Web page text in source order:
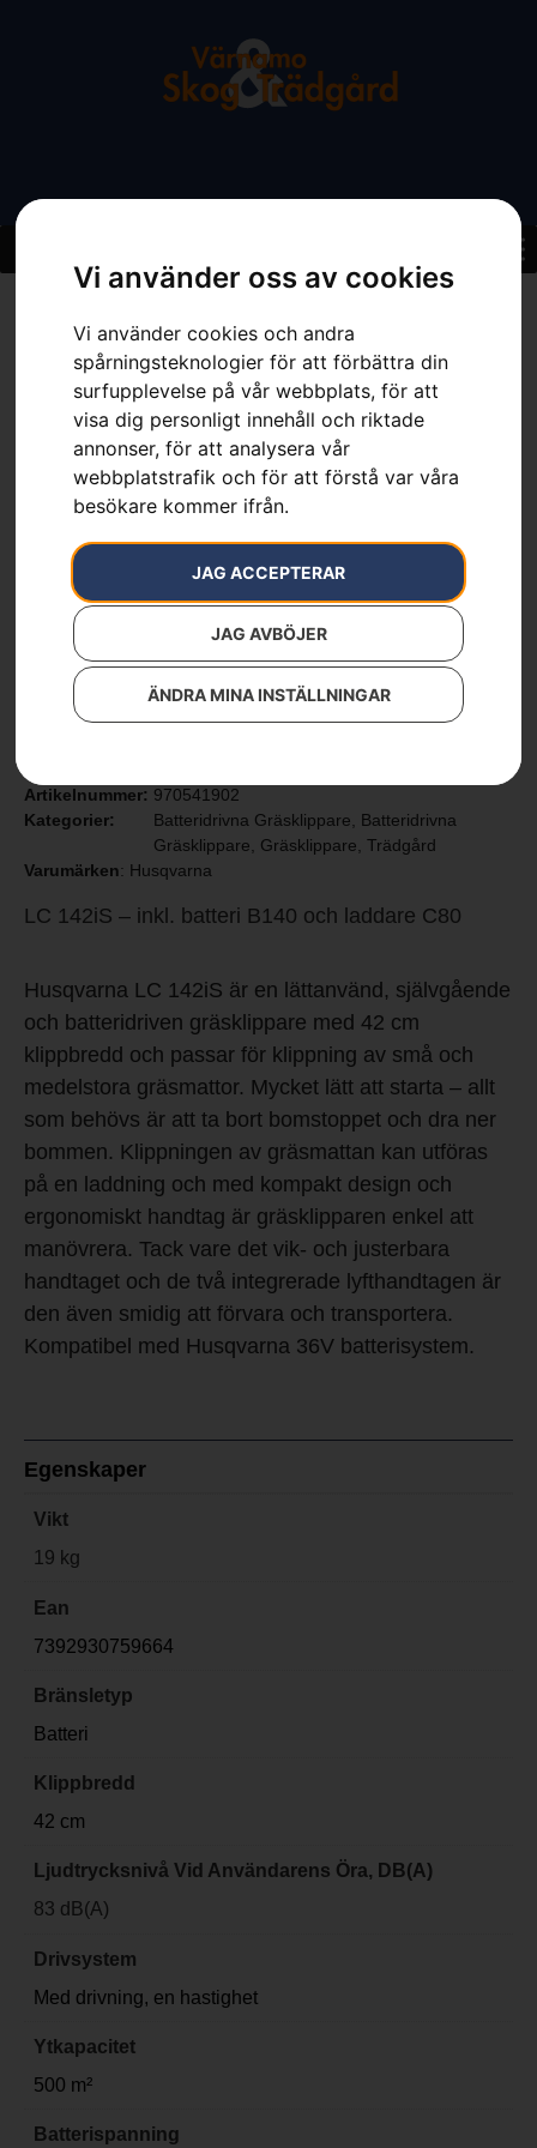
Vi använder oss av cookies
Vi använder cookies och andra
spårningsteknologier för att förbättra din
surfupplevelse på vår webbplats, för att
visa dig personligt innehåll och riktade
annonser, för att analysera vår
webbplatstrafik och för att förstå var våra
besökare kommer ifrån.
JAG ACCEPTERAR
JAG AVBÖJER
ÄNDRA MINA INSTÄLLNINGAR
HUSQVARNA LC 142iS
Artikelnummer: 970541902
Kategorier:
Batteridrivna Gräsklippare
Batteridrivna
Gräsklippare
Gräsklippare Trädgård
Varumärken: Husqvarna
LC 142iS – inkl. batteri B140 och laddare C80
Husqvarna LC 142iS är en lättanvänd, självgående
och batteridriven gräsklippare med 42 cm
klippbredd och passar för klippning av små och
medelstora gräsmattor. Mycket lätt att starta – allt
som behövs är att ta bort bomstoppet och dra ner
bommen. Klippningen av gräsmattan kan utföras
på en laddning och med kompakt design och
ergonomiskt handtag är gräsklipparen enkel att
manövrera. Tack vare det vik- och justerbara
handtaget och de två integrerade lyfthandtagen är
den även smidig att förvara och transportera.
Kompatibel med Husqvarna 36V batterisystem.
Egenskaper
Vikt
19 kg
Ean
7392930759664
Bränsletyp
Batteri
Klippbredd
42 cm
Ljudtrycksnivå Vid Användarens Öra, DB(A)
83 dB(A)
Drivsystem
Med drivning, en hastighet
Ytkapacitet
500 m²
Batterispanning